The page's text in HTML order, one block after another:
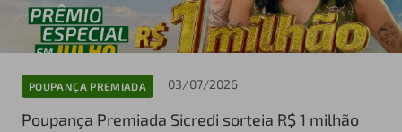
POUPANÇA PREMIADA 03/07/2026
Poupança Premiada Sicredi sorteia R$ 1 milhão